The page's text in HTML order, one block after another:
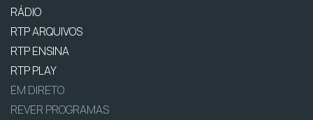
RÁDIO
RTP ARQUIVOS
RTP ENSINA
RTP PLAY
EM DIRETO
REVER PROGRAMAS